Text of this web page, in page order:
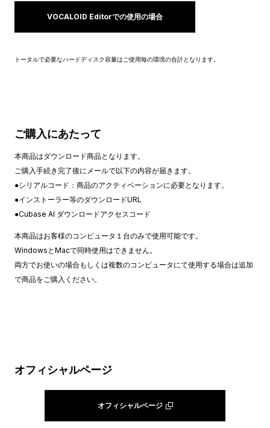
VOCALOID Editorでの使用の場合
トータルで必要なハードディスク容量はご使用毎の環境の合計となります。
ご購入にあたって
本商品はダウンロード商品となります。
ご購入手続き完了後にメールで以下の内容が届きます。
●シリアルコード：商品のアクティベーションに必要となります。
●インストーラー等のダウンロードURL
●Cubase AI ダウンロードアクセスコード
本商品はお客様のコンピュータ１台のみで使用可能です。
WindowsとMacで同時使用はできません。
両方でお使いの場合もしくは複数のコンピュータにて使用する場合は追加
で商品をご購入ください。
オフィシャルページ
オフィシャルページ